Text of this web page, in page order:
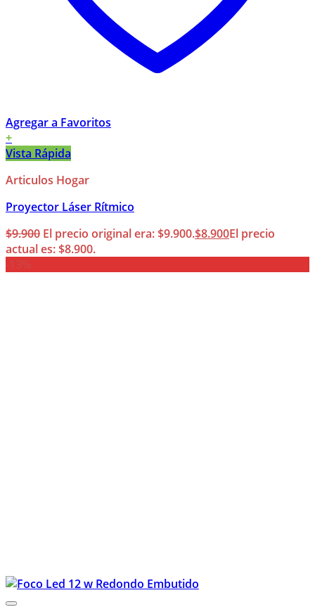
Agregar a Favoritos
+
Vista Rápida
Articulos Hogar
Proyector Láser Rítmico
$9.900 El precio original era: $9.900.$8.900El precio
actual es: $8.900.